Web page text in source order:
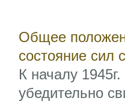
Общее
состояние сил
К началу
убедительно